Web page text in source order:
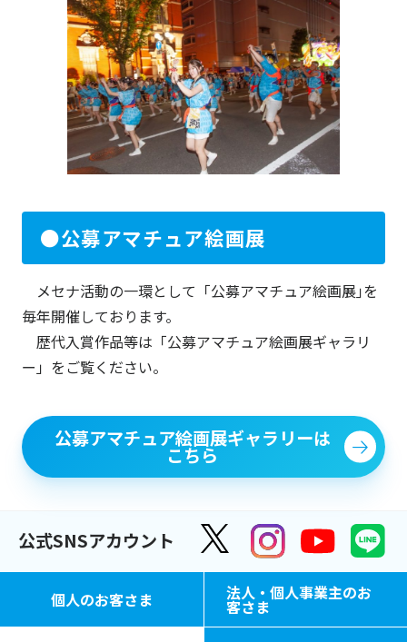
●公募アマチュア絵画展
メセナ活動の一環として「公募アマチュア絵画展｣を
毎年開催しております。
歴代入賞作品等は「公募アマチュア絵画展ギャラリ
ー」をご覧ください。
公募アマチュア絵画展ギャラリーは
こちら
公式SNSアカウント
個人のお客さま 法人・個人事業主のお
客さま